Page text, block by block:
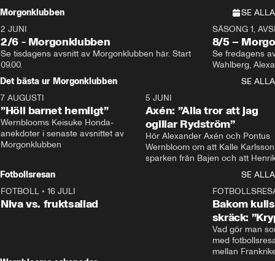
Morgonklubben
SE ALLA
2 JUNI
2/6 - Morgonklubben
Se tisdagens avsnitt av Morgonklubben här. Start
SÄSONG 1,
8/5 –
Se fredagens
Det bästa ur Morgonklubben
SE ALLA
7 AUGUSTI
”Höll barnet hemligt”
Wernblooms Keisuke Honda-
anekdoter i senaste avsnittet av
Morgonklubben
5 JUNI
Axén: ”Alla tror att jag
ogillar Rydström”
Hör Alexander Axén och Pontus
Wernbloom om att Kalle
sparken från Bajen och att
Fotbollsresan
SE ALLA
FOTBOLL • 16 JULI
Niva vs. fruktsallad
Bakom
skräck:
Vad gör man
med